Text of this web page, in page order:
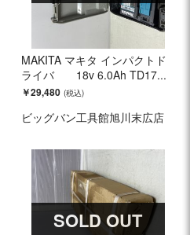
MAKITA マキタ インパクトド
ライバ 18v 6.0Ah TD17...
￥29,480
ビッグバン工具館旭川末広店
SOLD OUT